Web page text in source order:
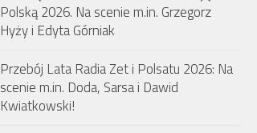
Polską 2026. Na scenie m.in. Grzegorz
Hyży i Edyta Górniak
Przebój Lata Radia Zet i Polsatu 2026: Na
scenie m.in. Doda, Sarsa i Dawid
Kwiatkowski!